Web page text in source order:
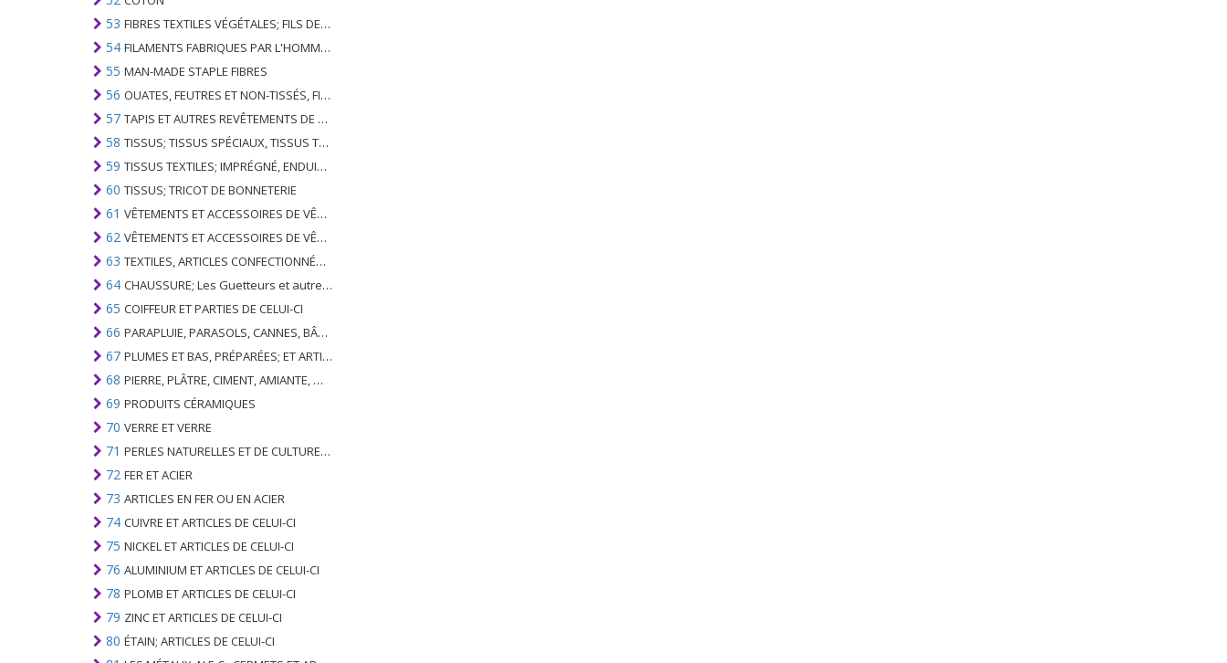
53 FIBRES TEXTILES VÉGÉTALES; FILS DE PAPIER ET TISSUS DE FILS DE PAPIER
54 FILAMENTS FABRIQUES PAR L'HOMME; BANDES ET SIMILAIRES DE MATIERES TEXTILES SYNTHETIQUES
55 MAN-MADE STAPLE FIBRES
56 OUATES, FEUTRES ET NON-TISSÉS, FILS SPÉCIAUX; FICELLES, CORDES, CORDES, CÂBLES ET ARTICLES ASSOCIÉS
57 TAPIS ET AUTRES REVÊTEMENTS DE SOLS TEXTILES
58 TISSUS; TISSUS SPÉCIAUX, TISSUS TEXTILES TUFTED, DENTELLE, TAPISSERIES, GARNITURES, BRODERIES
59 TISSUS TEXTILES; IMPRÉGNÉ, ENDUIT, COUVERT OU LAMINÉ; ARTICLES TEXTILES D'UN TYPE ADAPTÉ À L'USAGE INDUSTRIEL
60 TISSUS; TRICOT DE BONNETERIE
61 VÊTEMENTS ET ACCESSOIRES DE VÊTEMENTS; TRICOT DE BONNETERIE
62 VÊTEMENTS ET ACCESSOIRES DE VÊTEMENTS; NON BONNETERIE
63 TEXTILES, ARTICLES CONFECTIONNÉS; SETS; VÊTEMENTS PORTÉS ET ARTICLES TEXTILES USÉS; RAGS
64 CHAUSSURE; Les Guetteurs et autres; PARTIES DE CES ARTICLES
65 COIFFEUR ET PARTIES DE CELUI-CI
66 PARAPLUIE, PARASOLS, CANNES, BÂTONNETS, FOUETS, PLANTES DE CONDUITE; ET LEURS PARTIES
67 PLUMES ET BAS, PRÉPARÉES; ET ARTICLES EN PLUME OU EN BAS; FLEURS ARTIFICIELLES; ARTICLES DE CHEVEUX HUMAINS
68 PIERRE, PLÂTRE, CIMENT, AMIANTE, MICA OU MATÉRIEL SIMILAIRE; ARTICLES DE CELUI-CI
69 PRODUITS CÉRAMIQUES
70 VERRE ET VERRE
71 PERLES NATURELLES ET DE CULTURE; PIERRES PRÉCIEUSES, SEMI-PRÉCIEUSES; MÉTAUX PRÉCIEUX, PLAQUÉS OU DOUBLÉS DE MÉTAUX PRÉCIEUX ET OUVRAGES EN CES MATIÈRES; IMITATION BIJOUTERIE; PIÈCE DE MONNAIE
72 FER ET ACIER
73 ARTICLES EN FER OU EN ACIER
74 CUIVRE ET ARTICLES DE CELUI-CI
75 NICKEL ET ARTICLES DE CELUI-CI
76 ALUMINIUM ET ARTICLES DE CELUI-CI
78 PLOMB ET ARTICLES DE CELUI-CI
79 ZINC ET ARTICLES DE CELUI-CI
80 ÉTAIN; ARTICLES DE CELUI-CI